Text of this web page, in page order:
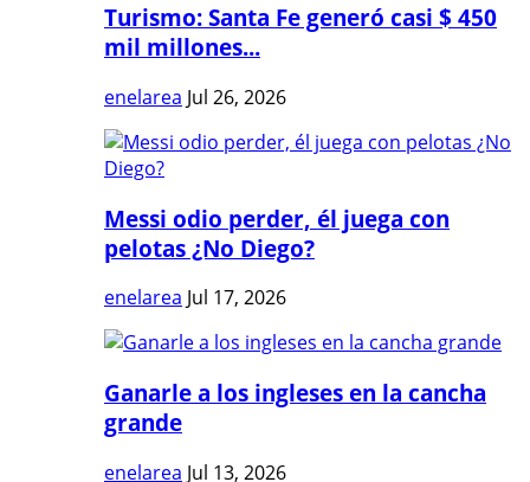
Turismo: Santa Fe generó casi $ 450
mil millones...
enelarea Jul 26, 2026
Messi odio perder, él juega con
pelotas ¿No Diego?
enelarea Jul 17, 2026
Ganarle a los ingleses en la cancha
grande
enelarea Jul 13, 2026